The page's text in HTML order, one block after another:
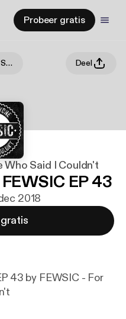
Probeer gratis
FEWSIC - For Everyone Who Said I Couldn't Deel
Who Said I Couldn't
EP 43
2018
43 by FEWSIC - For